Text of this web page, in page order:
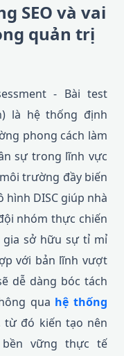
SEO và vai
quản trị
- Bài test
là hệ thống định
phong cách làm
sự trong lĩnh vực
trường đầy biến
hình DISC giúp nhà
nhóm thực chiến
sở hữu sự tỉ mỉ
với bản lĩnh vượt
dễ dàng bóc tách
qua hệ thống
từ đó kiến tạo nên
vững thực tế